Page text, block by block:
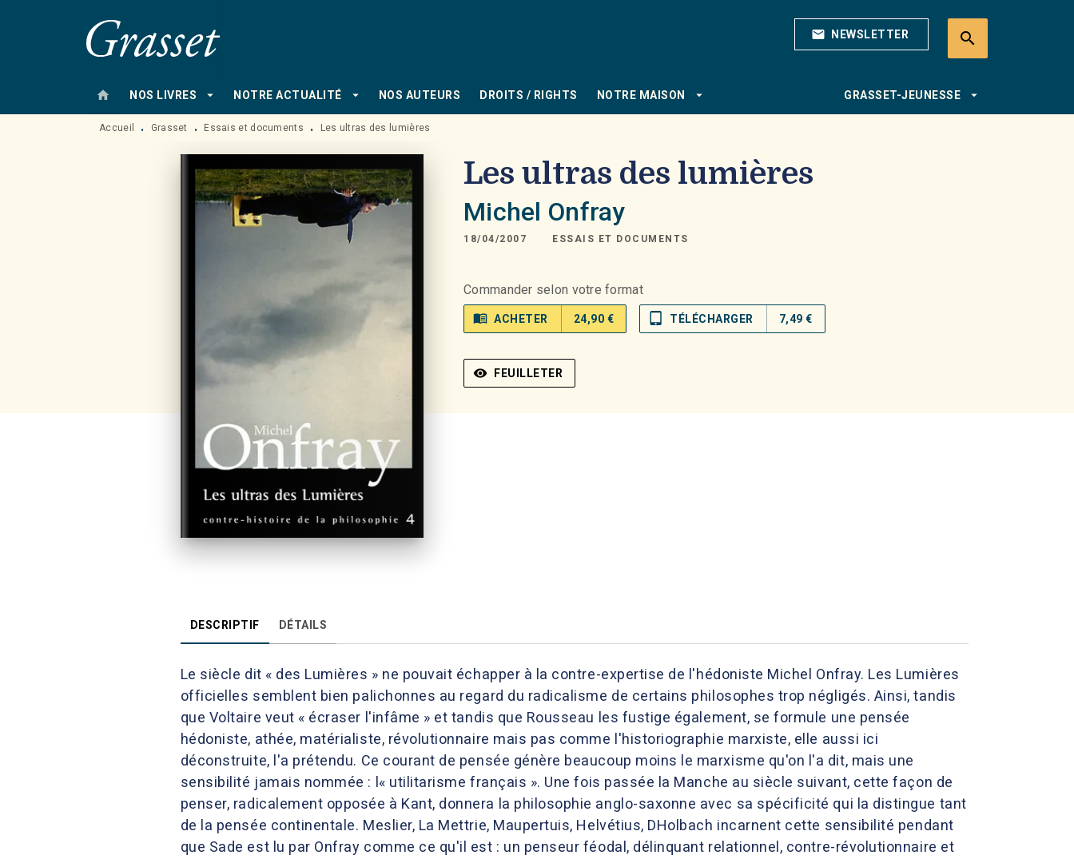
MENU RECHERCHE mail NEWSLETTER search
home NOS LIVRES arrow_drop_down NOTRE ACTUALITÉ arrow_drop_down NOS AUTEURS DROITS / RIGHTS NOTRE MAISON arrow_drop_down GRASSET-JEUNESSE arrow_drop_down
Accueil • Grasset • Essais et documents • Les ultras des lumières
Les ultras des lumières
Michel Onfray
18/04/2007 ESSAIS ET DOCUMENTS
Commander selon votre format
menu_book ACHETER 24,90 € tablet_mac TÉLÉCHARGER 7,49 €
visibility FEUILLETER
DESCRIPTIF DÉTAILS
Le siècle dit « des Lumières » ne pouvait échapper à la contre-expertise de l'hédoniste Michel Onfray. Les Lumières
officielles semblent bien palichonnes au regard du radicalisme de certains philosophes trop négligés. Ainsi, tandis
que Voltaire veut « écraser l'infâme » et tandis que Rousseau les fustige également, se formule une pensée
hédoniste, athée, matérialiste, révolutionnaire mais pas comme l'historiographie marxiste, elle aussi ici
déconstruite, l'a prétendu. Ce courant de pensée génère beaucoup moins le marxisme qu'on l'a dit, mais une
sensibilité jamais nommée : l« utilitarisme français ». Une fois passée la Manche au siècle suivant, cette façon de
penser, radicalement opposée à Kant, donnera la philosophie anglo-saxonne avec sa spécificité qui la distingue tant
de la pensée continentale. Meslier, La Mettrie, Maupertuis, Helvétius, DHolbach incarnent cette sensibilité pendant
que Sade est lu par Onfray comme ce qu'il est : un penseur féodal, délinquant relationnel, contre-révolutionnaire et